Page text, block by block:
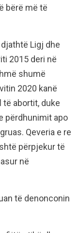
bërë më të
Ligj dhe
2015 deri në
shumë
2020 kanë
abortit, duke
përdhunimit apo
Qeveria e re
përpjekur të
në
të denonconin